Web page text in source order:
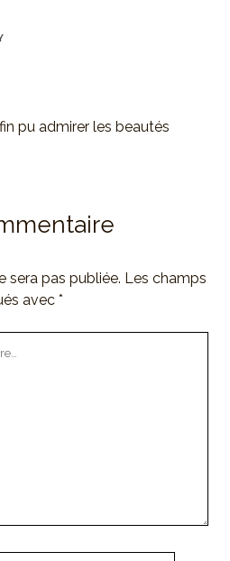
pu admirer les beautés
sera pas publiée. Les champs
avec *